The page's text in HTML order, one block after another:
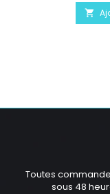

Toutes
sous 48